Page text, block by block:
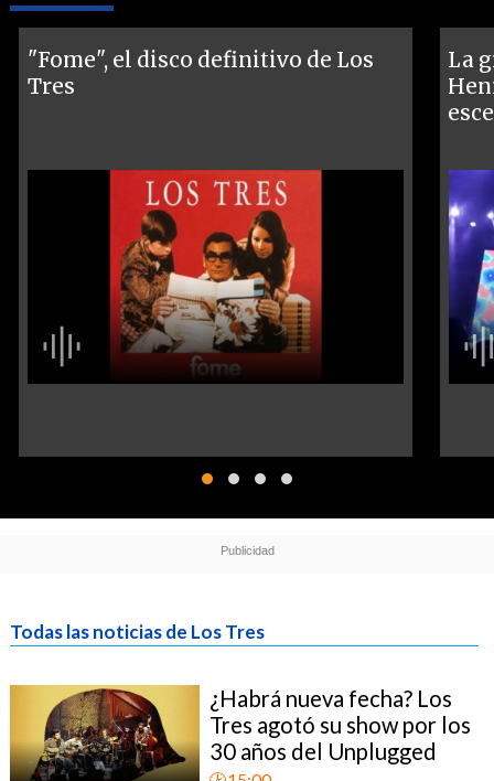
"Fome", el disco definitivo de Los
Tres
La
Todas las noticias de Los Tres
¿Habrá nueva fecha? Los
Tres agotó su show por los
30 años del Unplugged